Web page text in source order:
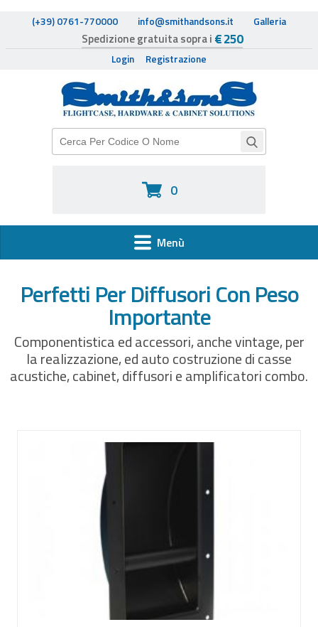
(+39) 0761-770000 info@smithandsons.it Galleria
Spedizione gratuita sopra i € 250
Login Registrazione
0
Menù
FLIGHTCASE HARDWARE
SPEAKER HARDWARE & AUDIO
FLIGHTCASE SU MISURA
Perfetti Per Diffusori Con Peso
Importante
Componentistica ed accessori, anche vintage, per
la realizzazione, ed auto costruzione di casse
acustiche, cabinet, diffusori e amplificatori combo.